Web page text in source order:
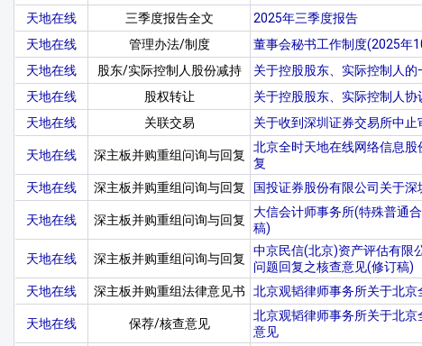
天地在线
三季度报告全文 2025年三季度报告
天地在线
管理办法/制度 董事会秘书工作制度(2025年
天地在线
股东/实际控制人股份减持 关于控股股东、实际控制人
天地在线
股权转让 关于控股股东、实际控制人
天地在线
关联交易 关于收到深圳证券交易所中
天地在线 深主板并购重组问询与回复
北京全时天地在线网络信息
复
天地在线 深主板并购重组问询与回复 国投证券股份有限公司关于
天地在线 深主板并购重组问询与回复
大信会计师事务所(特殊普通
稿)
天地在线 深主板并购重组问询与回复
中京民信(北京)资产评估有限
问题回复之核查意见(修订稿)
天地在线 深主板并购重组法律意见书 北京观韬律师事务所关于北
天地在线 保荐/核查意见
北京观韬律师事务所关于北
意见